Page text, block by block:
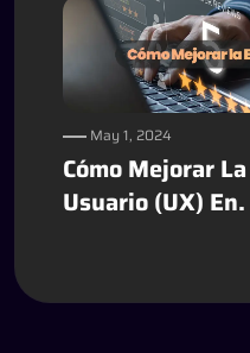
May 1, 2024
Cómo Mejorar
Usuario (UX) En.